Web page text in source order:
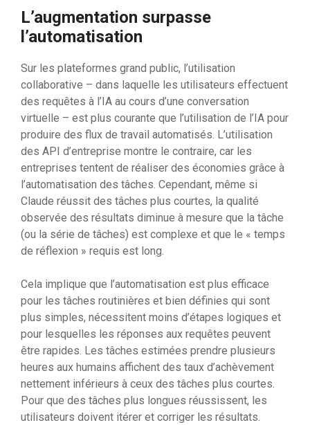
L’augmentation surpasse
l’automatisation
Sur les plateformes grand public, l’utilisation
collaborative – dans laquelle les utilisateurs effectuent
des requêtes à l’IA au cours d’une conversation
virtuelle – est plus courante que l’utilisation de l’IA pour
produire des flux de travail automatisés. L’utilisation
des API d’entreprise montre le contraire, car les
entreprises tentent de réaliser des économies grâce à
l’automatisation des tâches. Cependant, même si
Claude réussit des tâches plus courtes, la qualité
observée des résultats diminue à mesure que la tâche
(ou la série de tâches) est complexe et que le « temps
de réflexion » requis est long.
Cela implique que l’automatisation est plus efficace
pour les tâches routinières et bien définies qui sont
plus simples, nécessitent moins d’étapes logiques et
pour lesquelles les réponses aux requêtes peuvent
être rapides. Les tâches estimées prendre plusieurs
heures aux humains affichent des taux d’achèvement
nettement inférieurs à ceux des tâches plus courtes.
Pour que des tâches plus longues réussissent, les
utilisateurs doivent itérer et corriger les résultats.